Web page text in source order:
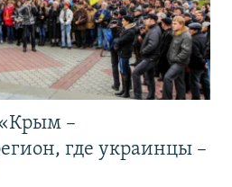
–
где украинцы –